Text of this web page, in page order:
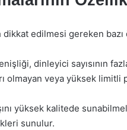
dikkat edilmesi gereken
dinleyici sayısının
olmayan veya yüksek
yüksek kalitede
sunulur.